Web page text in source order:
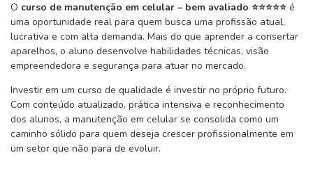
O curso de manutenção em celular – bem avaliado ⭐⭐⭐⭐⭐ é
uma oportunidade real para quem busca uma profissão atual,
lucrativa e com alta demanda. Mais do que aprender a consertar
aparelhos, o aluno desenvolve habilidades técnicas, visão
empreendedora e segurança para atuar no mercado.
Investir em um curso de qualidade é investir no próprio futuro.
Com conteúdo atualizado, prática intensiva e reconhecimento
dos alunos, a manutenção em celular se consolida como um
caminho sólido para quem deseja crescer profissionalmente em
um setor que não para de evoluir.